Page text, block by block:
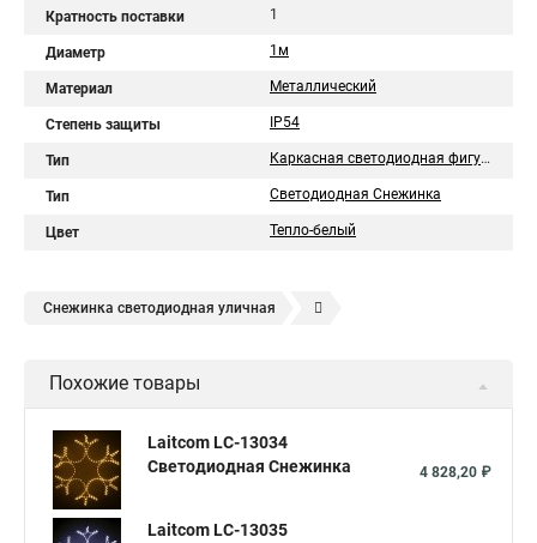
Кратность поставки 1
Диаметр 1м
Материал Металлический
Степень защиты IP54
Тип Каркасная светодиодная фигура
Тип Светодиодная Снежинка
Цвет Тепло-белый
Снежинка светодиодная уличная
Похожие товары
Laitcom LC-13034
Светодиодная Снежинка
4 828,20 ₽
Laitcom LC-13035